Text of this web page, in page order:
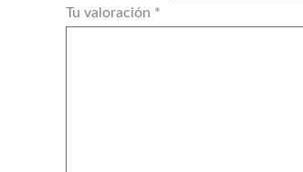
Tu valoración *